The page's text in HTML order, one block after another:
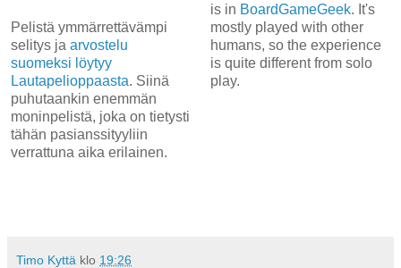
Pelistä ymmärrettävämpi
selitys ja arvostelu
suomeksi löytyy
Lautapelioppaasta. Siinä
puhutaankin enemmän
moninpelistä, joka on tietysti
tähän pasianssityyliin
verrattuna aika erilainen.
is in BoardGameGeek. It's
mostly played with other
humans, so the experience
is quite different from solo
play.
Timo Kyttä klo 19:26